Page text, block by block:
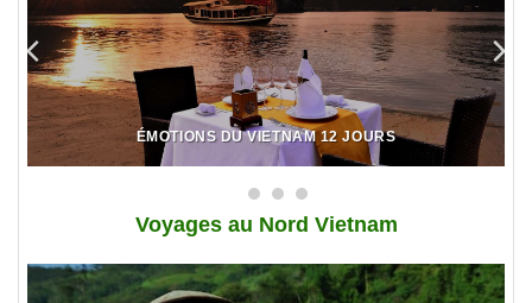
ÉMOTIONS DU VIETNAM 12 JOURS
Voyages au Nord Vietnam